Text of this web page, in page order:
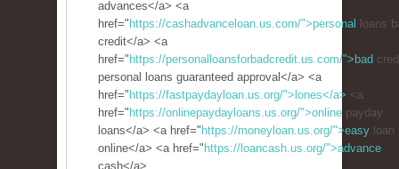
advances</a> <a
href=" https://cashadvanceloan.us.com/">personal
loans
credit</a> <a
href=" https://personalloansforbadcredit.us.com/">bad
personal loans guaranteed approval</a> <a
href=" https://fastpaydayloan.us.org/">lones</a> <a
href=" https://onlinepaydayloans.us.org/">online payday
loans</a> <a href=" https://moneyloan.us.org/">easy loan
online</a> <a href=" https://loancash.us.org/">advance
cash</a>